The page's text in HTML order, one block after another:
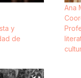
y
de
Ana